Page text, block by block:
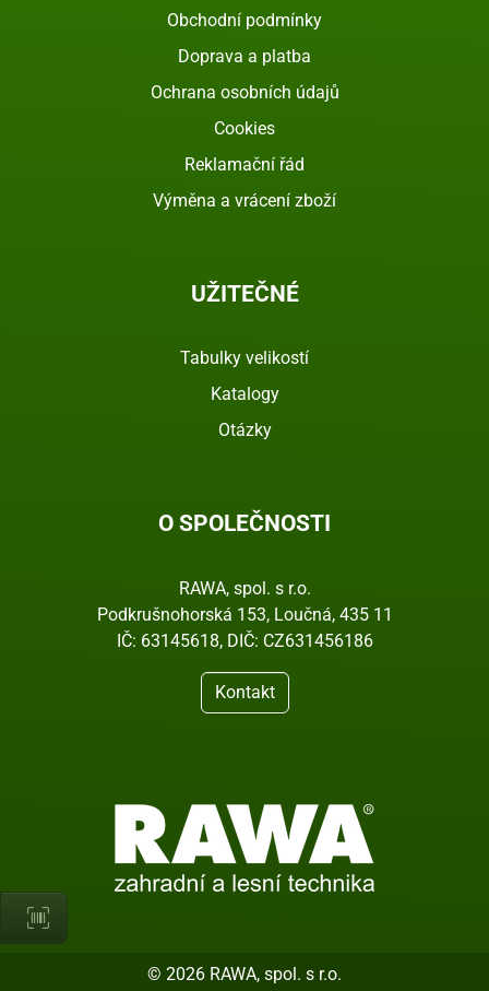
Obchodní podmínky
Doprava a platba
Ochrana osobních údajů
Cookies
Reklamační řád
Výměna a vrácení zboží
UŽITEČNÉ
Tabulky velikostí
Katalogy
Otázky
O SPOLEČNOSTI
RAWA, spol. s r.o.
Podkrušnohorská 153, Loučná, 435 11
IČ: 63145618, DIČ: CZ631456186
Kontakt
© 2026 RAWA, spol. s r.o.